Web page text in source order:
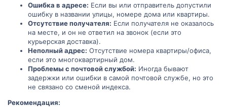
Ошибка в адресе: Если вы или отправитель допустили
ошибку в названии улицы, номере дома или квартиры.
Отсутствие получателя: Если получателя не оказалось
на месте, и он не ответил на звонок (если это
курьерская доставка).
Неполный адрес: Отсутствие номера квартиры/офиса,
если это многоквартирный дом.
Проблемы с почтовой службой: Иногда бывают
задержки или ошибки в самой почтовой службе, но это
не связано со сменой индекса.
Рекомендация: